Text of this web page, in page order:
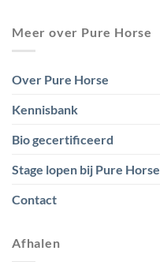
Meer over Pure Horse
Over Pure Horse
Kennisbank
Bio gecertificeerd
Stage lopen bij Pure Horse
Contact
Afhalen